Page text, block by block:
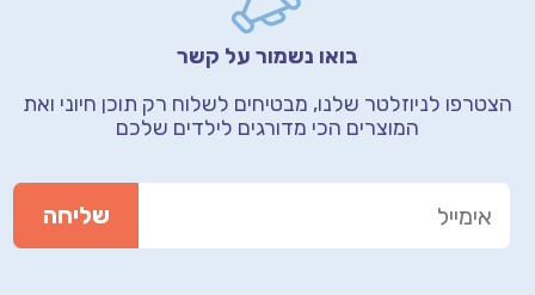
בואו נשמור על קשר
הצטרפו לניוזלטר שלנו, מבטיחים לשלוח רק תוכן חיוני ואת
המוצרים הכי מדורגים לילדים שלכם